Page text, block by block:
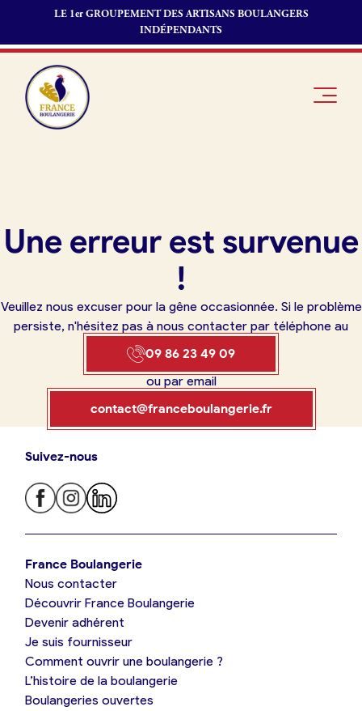
LE 1er GROUPEMENT DES ARTISANS BOULANGERS
INDÉPENDANTS
Je trouve ma boulangerie
Je suis boulanger
Je découvre France Boulangerie
Mes tarifs
boulanger
Boulangerie
Pourquoi
Je référence
ma
d’emploi
commerce
fournisseur
Une erreur est survenue
!
Veuillez nous excuser pour la gêne occasionnée. Si le problème
persiste, n'hésitez pas à nous contacter par téléphone au
09 86 23 49 09
09 86 23 49 09
ou par email
contact@franceboulangerie.fr
Suivez-nous
France Boulangerie
Nous contacter
Découvrir France Boulangerie
Devenir adhérent
Je suis fournisseur
Comment ouvrir une boulangerie ?
L’histoire de la boulangerie
Boulangeries ouvertes